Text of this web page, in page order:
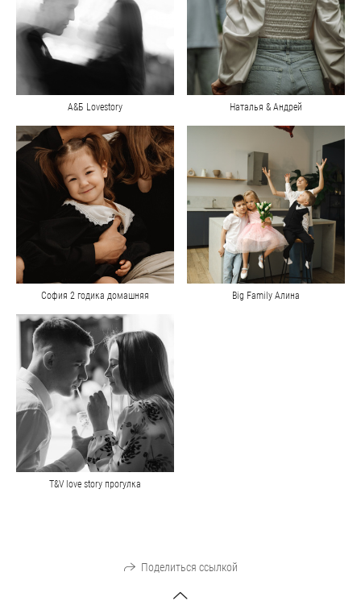
А&Б Lovestory Наталья & Андрей
София 2 годика домашняя Big Family Алина
Т&V love story прогулка
Поделиться ссылкой